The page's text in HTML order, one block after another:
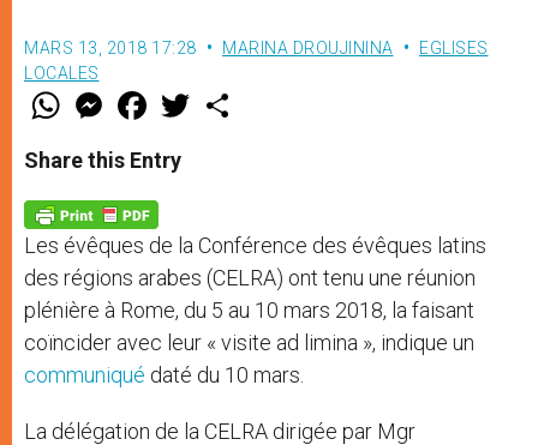
MARS 13, 2018 17:28 MARINA DROUJININA
EGLISES
LOCALES
W
t
s
p
p
M
e
s
e
g
e
r
F
a
e
b
o
k
w
Share this Entry
Les évêques de la Conférence des évêques latins
des régions arabes (CELRA) ont tenu une réunion
plénière à Rome, du 5 au 10 mars 2018, la faisant
coïncider avec leur « visite ad limina », indique un
communiqué daté du 10 mars.
La délégation de la CELRA dirigée par Mgr